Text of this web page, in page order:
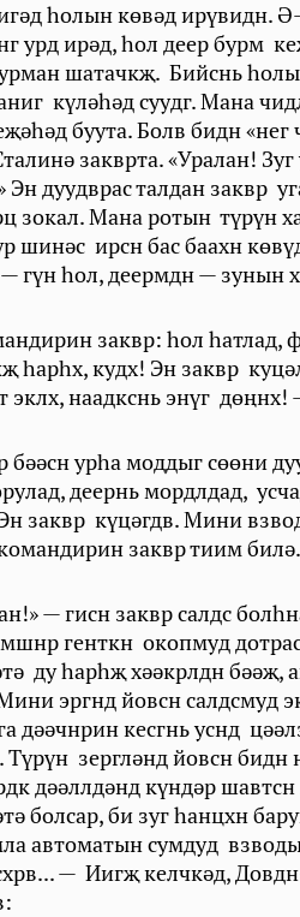
һолын көвәд ирүвидн.
урд ирәд, һол деер бурм
шатачкҗ. Бийснь
күләһәд суудг. Мана
буута. Болв бидн
закврта. «Уралан!
Эн дуудврас талдан заквр
зокал. Мана ротын түрүн
шинәс ирсн бас баахн
гүн һол, деермдн — зунын
заквр: һол
haphx, кудх! Эн заквр
эклх, наадкснь энүг дөңнх!
ypha моддыг сөөни
деернь мордлдад,
заквр күцәгдв. Мини
заквр тиим билә.
— гисн заквр салдс
генткн окопмуд
ду һарһҗ хәәкрлдн бәәҗ,
эргнд йовсн салдсмуд
дәәчнрин кесгнь уснд
Түрүн зергләнд йовсн
дәәллдәнд күндәр
болсар, би зуг һанцхн
автоматын сумдуд
— Иигҗ келчкәд,